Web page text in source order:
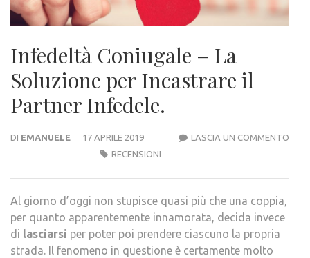
Infedeltà Coniugale – La
Soluzione per Incastrare il
Partner Infedele.
DI EMANUELE 17 APRILE 2019 LASCIA UN COMMENTO
RECENSIONI
Al giorno d’oggi non stupisce quasi più che una coppia,
per quanto apparentemente innamorata, decida invece
di lasciarsi per poter poi prendere ciascuno la propria
strada. Il fenomeno in questione è certamente molto